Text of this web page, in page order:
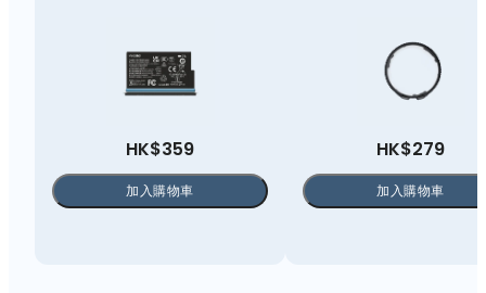
HK$359
加入購物車
HK$279
加入購物車